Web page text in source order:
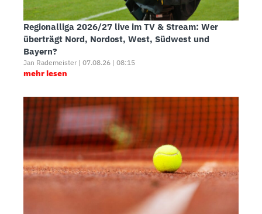
Regionalliga 2026/27 live im TV & Stream: Wer
überträgt Nord, Nordost, West, Südwest und
Bayern?
Jan Rademeister | 07.08.26 | 08:15
mehr lesen